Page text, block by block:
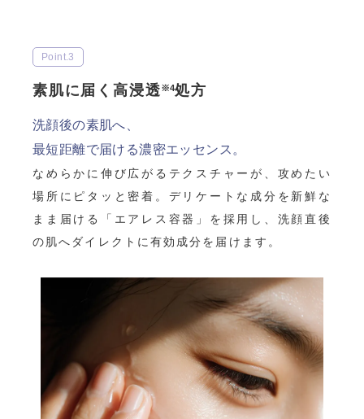
Point.3
素肌に届く高浸透※4処方
洗顔後の素肌へ、
最短距離で届ける濃密エッセンス。
なめらかに伸び広がるテクスチャーが、攻めたい
場所にピタッと密着。デリケートな成分を新鮮な
まま届ける「エアレス容器」を採用し、洗顔直後
の肌へダイレクトに有効成分を届けます。